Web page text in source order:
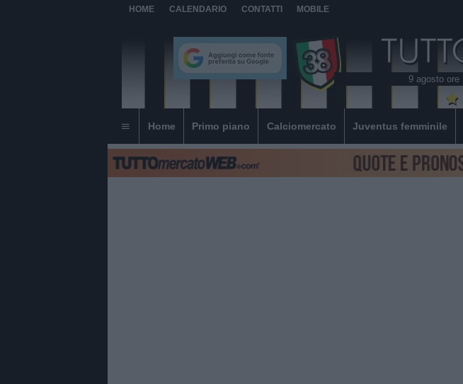
HOME CALENDARIO CONTATTI MOBILE
9 agosto ore
Home Primo piano Calciomercato Juventus femminile